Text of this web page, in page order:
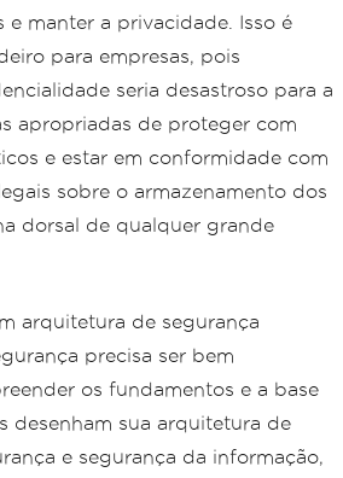
e manter a privacidade. Isso é
para empresas, pois
seria desastroso para a
apropriadas de proteger com
e estar em conformidade com
sobre o armazenamento dos
dorsal de qualquer grande
arquitetura de segurança
precisa ser bem
os fundamentos e a base
desenham sua arquitetura de
e segurança da informação,